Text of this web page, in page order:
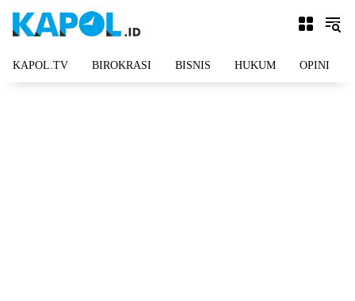
KAPOL.TV BIROKRASI BISNIS HUKUM OPINI